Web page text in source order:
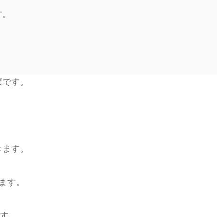
す。
す。
す。